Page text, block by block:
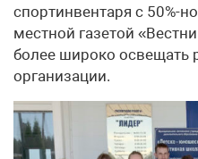
спортинвентаря с 50%-
местной газетой
более широко освещать
организации.